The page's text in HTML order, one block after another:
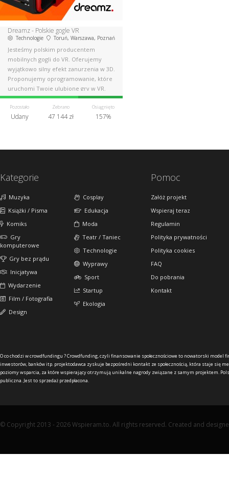
Dreamz - Polskie gogle VR
Technologie Toruń, Warszawa, Poznań
Jesteśmy polskim producentem
mobilnych gogli do VR. Oferujemy
wyjątkowo silny efekt zanurzenia w 3D.
Proponujemy oprogramowanie, które
uruchomi Twoje ulubione gry w VR.
Pozostało
Udany
Zebrano
47 144 zł
Osiągnięto
157%
Kategorie
Muzyka
Książki / Pisma
Komiks
Gry
komputerowe
Gry bez prądu
Inicjatywa
Wydarzenie
Film / Fotografia
Design
Cosplay
Edukacja
Moda
Teatr / Taniec
Technologie
Wyprawy
Sport
Startup
Ekologia
Pomoc
Załóż projekt
Wspieraj teraz
Regulamin
Polityka prywatności
Polityka cookies
FAQ
Do pobrania
Kontakt
O co chodzi w crowdfundingu ?Crowdfunding, czyli finansowanie społecznościowe to nowatorski model
inwestorów, banków itp. projektodawca zyskuje bezpośredni kontakt ze społecznością, która staje się
poziomy wsparcia, za które wspierający otrzymują unikalne nagrody związane z samym projektem.
publiczna. Jest to sprzedaż przedpłacona.
© Copyright 2013 - 2026 Wspieram.to. All rights reserved. Created and